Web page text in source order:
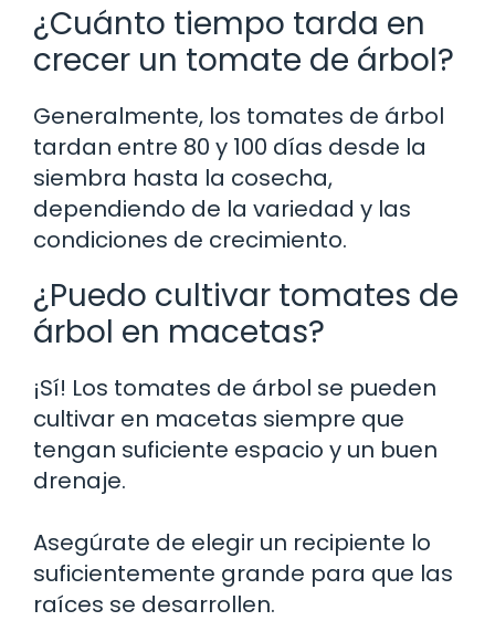
¿Cuánto tiempo tarda en
crecer un tomate de árbol?
Generalmente, los tomates de árbol
tardan entre 80 y 100 días desde la
siembra hasta la cosecha,
dependiendo de la variedad y las
condiciones de crecimiento.
¿Puedo cultivar tomates de
árbol en macetas?
¡Sí! Los tomates de árbol se pueden
cultivar en macetas siempre que
tengan suficiente espacio y un buen
drenaje.
Asegúrate de elegir un recipiente lo
suficientemente grande para que las
raíces se desarrollen.